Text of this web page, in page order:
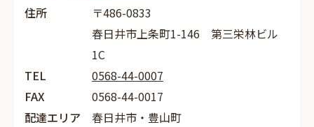
住所
〒486-0833
春日井市上条町1-146 第三栄林ビル
1C
TEL
0568-44-0007
FAX
0568-44-0017
配達エリア
春日井市・豊山町